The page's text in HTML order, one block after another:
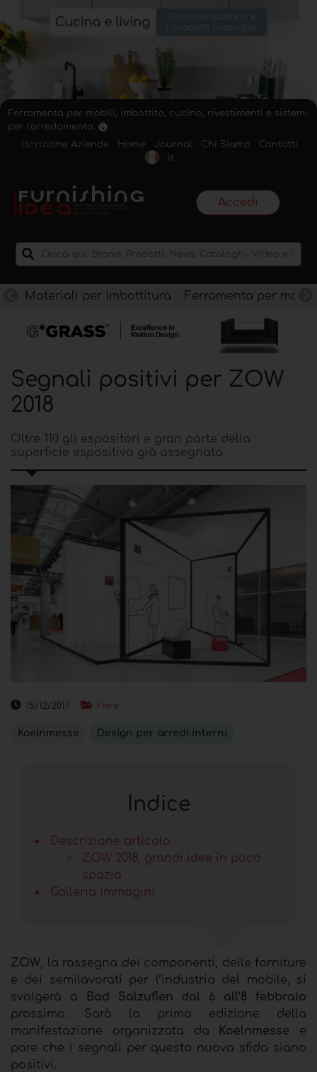
Ferramenta per mobili, imbottito, cucina, rivestimenti e sistemi
per l'arredamento.
Iscrizione Aziende
Home Journal Chi Siamo
Contatti
it
Accedi
Materiali per imbottitura Ferramenta per mobili
Segnali positivi per ZOW
2018
Oltre 110 gli espositori e gran parte della
superficie espositiva già assegnata
15/12/2017 Fiere
Koelnmesse Design per arredi interni
Indice
Descrizione articolo
ZOW 2018, grandi idee in poco
spazio
Galleria immagini
ZOW, la rassegna dei componenti, delle forniture
e dei semilavorati per l’industria del mobile, si
svolgerà a
Bad Salzuflen dal 6 all’8 febbraio
prossimo. Sarà la prima edizione della
manifestazione organizzata da
Koelnmesse e
pare che i segnali per questa nuova sfida siano
positivi.